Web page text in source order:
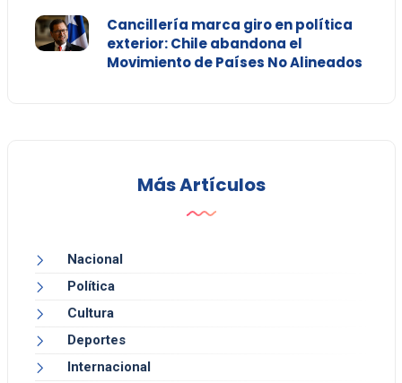
Cancillería marca giro en política
exterior: Chile abandona el
Movimiento de Países No Alineados
Más Artículos
Nacional
Política
Cultura
Deportes
Internacional